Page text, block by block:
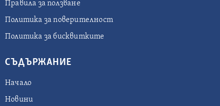
Правила за ползване
Политика за поверителност
Политика за бисквитките
СЪДЪРЖАНИЕ
Начало
Новини